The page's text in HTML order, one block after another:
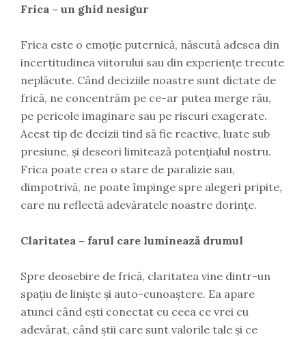
Frica – un ghid nesigur
Frica este o emoție puternică, născută adesea din
incertitudinea viitorului sau din experiențe trecute
neplăcute. Când deciziile noastre sunt dictate de
frică, ne concentrăm pe ce-ar putea merge rău,
pe pericole imaginare sau pe riscuri exagerate.
Acest tip de decizii tind să fie reactive, luate sub
presiune, și deseori limitează potențialul nostru.
Frica poate crea o stare de paralizie sau,
dimpotrivă, ne poate împinge spre alegeri pripite,
care nu reflectă adevăratele noastre dorințe.
Claritatea – farul care luminează drumul
Spre deosebire de frică, claritatea vine dintr-un
spațiu de liniște și auto-cunoaștere. Ea apare
atunci când ești conectat cu ceea ce vrei cu
adevărat, când știi care sunt valorile tale și ce